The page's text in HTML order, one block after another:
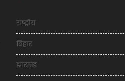
राष्ट्रीय
बिहार
झारखंड